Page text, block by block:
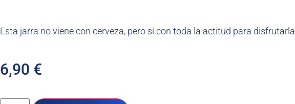
Esta jarra no viene con cerveza, pero sí con toda la actitud para disfrutarla
6,90 €